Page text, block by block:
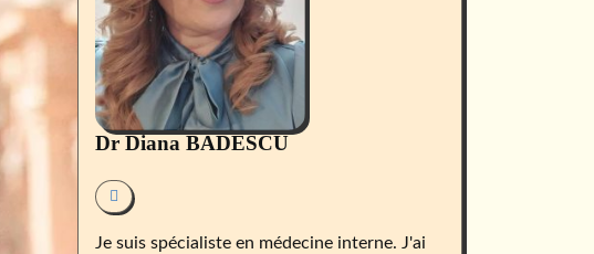
Dr Diana BADESCU
Je suis spécialiste en médecine interne. J'ai